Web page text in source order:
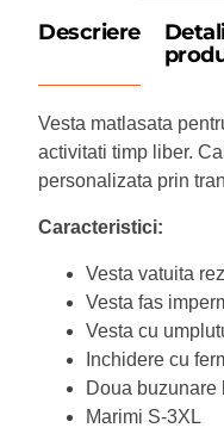
Descriere
Vesta matlasata
activitati timp liber.
personalizata prin
Caracteristici:
Vesta vatuita
Vesta fas
Vesta cu
Inchidere cu
Doua buzunare
Marimi S-3XL